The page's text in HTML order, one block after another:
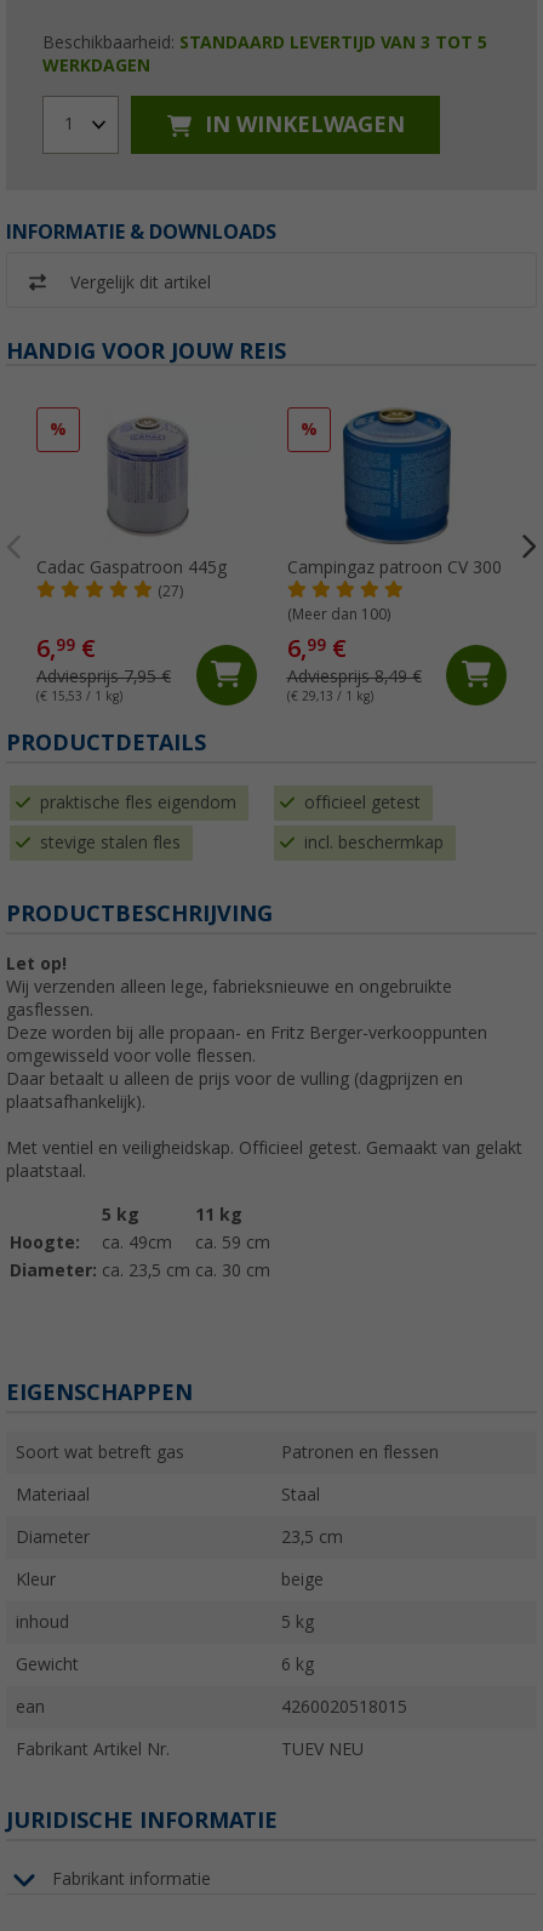
Beschikbaarheid: STANDAARD LEVERTIJD VAN 3 TOT 5
WERKDAGEN
1 IN WINKELWAGEN
INFORMATIE & DOWNLOADS
Vergelijk dit artikel
HANDIG VOOR JOUW REIS
%
Cadac Gaspatroon 445g
(27)
6,99 €
Adviesprijs 7,95 €
(€ 15,53 / 1 kg)
%
Campingaz patroon CV 300
(Meer dan 100)
6,99€
Adviesprijs 8,49 €
(€ 29,13 / 1 kg)
PRODUCTDETAILS
praktische fles eigendom officieel getest
stevige stalen fles incl. beschermkap
PRODUCTBESCHRIJVING
Let op!
Wij verzenden alleen lege, fabrieksnieuwe en ongebruikte
gasflessen.
Deze worden bij alle propaan- en Fritz Berger-verkooppunten
omgewisseld voor volle flessen.
Daar betaalt u alleen de prijs voor de vulling (dagprijzen en
plaatsafhankelijk).
Met ventiel en veiligheidskap. Officieel getest. Gemaakt van gelakt
plaatstaal.
5 kg
11 kg
Hoogte:
ca. 49cm
ca. 59 cm
Diameter: ca. 23,5 cm ca. 30 cm
EIGENSCHAPPEN
Soort wat betreft gas Patronen en flessen
Materiaal Staal
Diameter 23,5 cm
Kleur beige
inhoud 5 kg
Gewicht 6 kg
ean 4260020518015
Fabrikant Artikel Nr. TUEV NEU
JURIDISCHE INFORMATIE
Fabrikant informatie